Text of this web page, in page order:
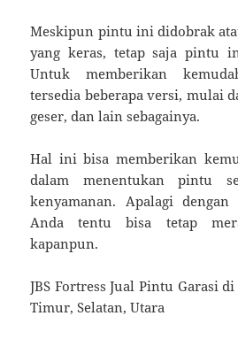
Meskipun pintu ini didobrak
yang keras, tetap saja pintu
Untuk memberikan
tersedia beberapa versi, mulai
geser, dan lain sebagainya.
Hal ini bisa memberikan
dalam menentukan pintu
kenyamanan. Apalagi
Anda tentu bisa tetap
kapanpun.
JBS Fortress Jual Pintu Garasi
Timur, Selatan, Utara